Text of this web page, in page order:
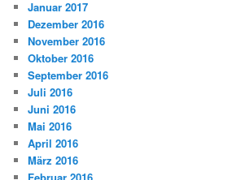
Januar 2017
Dezember 2016
November 2016
Oktober 2016
September 2016
Juli 2016
Juni 2016
Mai 2016
April 2016
März 2016